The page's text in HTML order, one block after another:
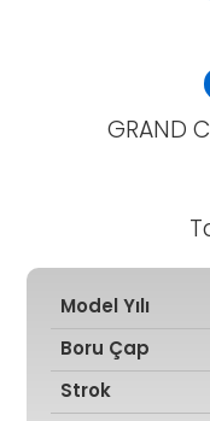
GRAND
Model Yılı
Boru Çap
Strok